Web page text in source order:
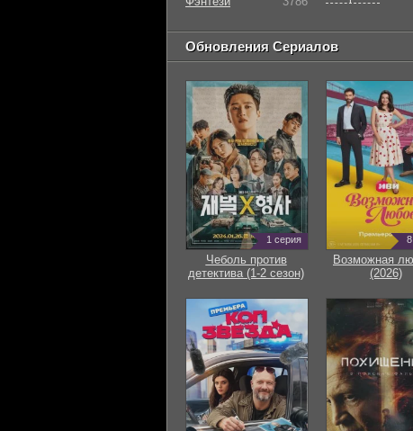
Обновления Сериалов
1 серия
Чеболь против
детектива (1-2 сезон)
Возможная
(2026)